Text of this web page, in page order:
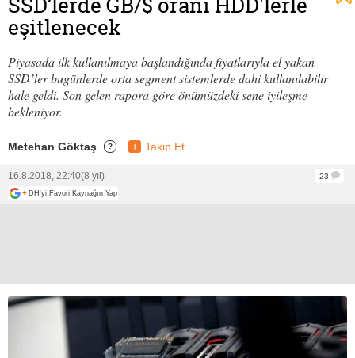
eşitlenecek
Piyasada ilk kullanılmaya başlandığında fiyatlarıyla el yakan
SSD’ler bugünlerde orta segment sistemlerde dahi kullanılabilir
hale geldi. Son gelen rapora göre önümüzdeki sene iyileşme
bekleniyor.
Metehan Göktaş ? + Takip Et
16.8.2018, 22:40(8 yıl)
23
+ DH'yi Favori Kaynağın Yap